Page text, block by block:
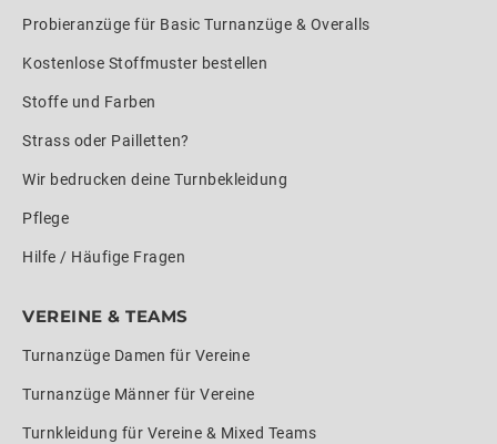
Probieranzüge für Basic Turnanzüge & Overalls
Kostenlose Stoffmuster bestellen
Stoffe und Farben
Strass oder Pailletten?
Wir bedrucken deine Turnbekleidung
Pflege
Hilfe / Häufige Fragen
VEREINE & TEAMS
Turnanzüge Damen für Vereine
Turnanzüge Männer für Vereine
Turnkleidung für Vereine & Mixed Teams